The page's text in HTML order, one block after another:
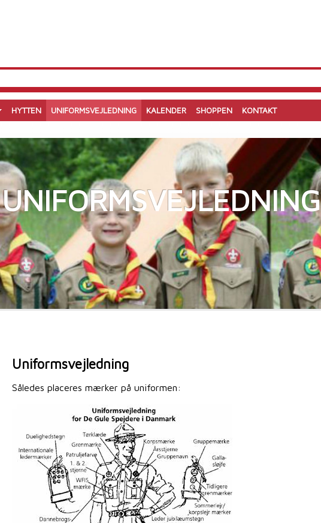
HYTTEN UNIFORMSVEJLEDNING KALENDER SHOPPEN KONTAKT
UNIFORMSVEJLEDNING
Uniformsvejledning
Således placeres mærker på uniformen: